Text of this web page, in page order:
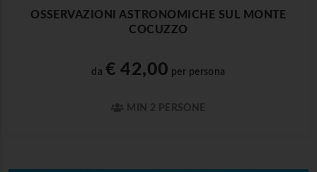
OSSERVAZIONI ASTRONOMICHE SUL MONTE
COCUZZO
da € 42,00 per persona
MIN 2 PERSONE